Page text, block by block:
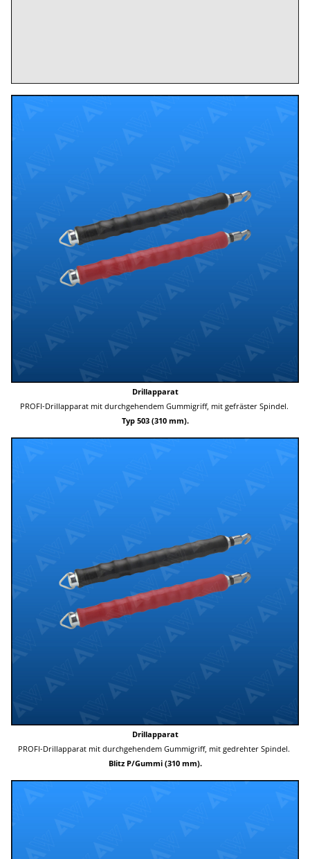
Drillapparat
PROFI-Drillapparat mit durchgehendem Gummigriff, mit gefräster Spindel.
Typ 503 (310 mm).
Drillapparat
PROFI-Drillapparat mit durchgehendem Gummigriff, mit gedrehter Spindel.
Blitz P/Gummi (310 mm).